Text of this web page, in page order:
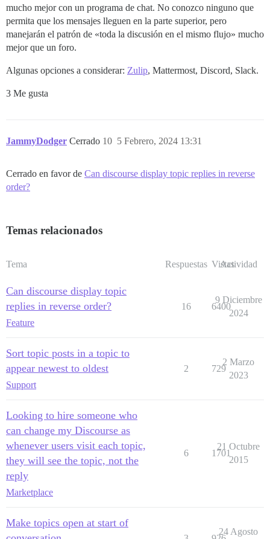
mucho mejor con un programa de chat. No conozco ninguno que
permita que los mensajes lleguen en la parte superior, pero
manejarán el patrón de «toda la discusión en el mismo flujo» mucho
mejor que un foro.
Algunas opciones a considerar: Zulip, Mattermost, Discord, Slack.
3 Me gusta
JammyDodger Cerrado 5 Febrero, 2024 13:31
10
Cerrado en favor de Can discourse display topic replies in reverse
order?
Temas relacionados
Tema Respuestas Vistas
Actividad
Can discourse display topic
replies in reverse order?
Feature
16 6400
9 Diciembre
2024
Sort topic posts in a topic to
appear newest to oldest
Support
2 729
2 Marzo
2023
Looking to hire someone who
can change my Discourse as
whenever users visit each topic,
they will see the topic, not the
reply
Marketplace
6 1701
21 Octubre
2015
Make topics open at start of
24 Agosto